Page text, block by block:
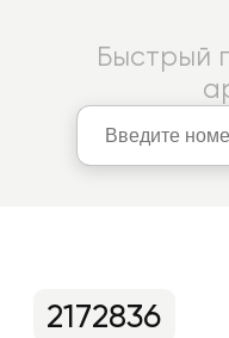
Быстрый
2172836